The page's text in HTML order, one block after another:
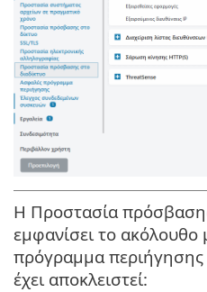
Η Προστασία
εμφανίσει το
πρόγραμμα περιήγησης
έχει αποκλειστεί: